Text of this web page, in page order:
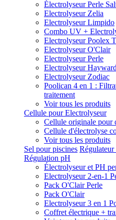
Électrolyseur Perle
Electrolyseur Zelia
Electrolyseur Limpido
Combo UV +
Electrolyseur Poolex
Electrolyseur O'Clair
Electrolyseur Perle
Electrolyseur Hayward
Electrolyseur Zodiac
Poolican 4 en 1 :
traitement
Voir tous les produits
Cellule pour Electrolyseur
Cellule originale pour
Cellule d'électrolyse
Voir tous les produits
Sel pour piscines Régulateur
Régulation pH
Électrolyseur et PH
Electrolyseur 2-en-1
Pack O'Clair Perle
Pack O'Clair
Electrolyseur 3 en 1
Coffret électrique +